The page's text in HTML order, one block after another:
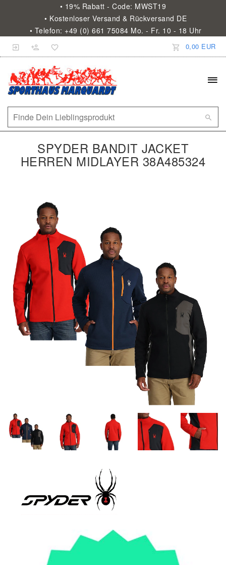
• 19% Rabatt - Code: MWST19
• Kostenloser Versand & Rückversand DE
• Telefon: +49 (0) 661 75084 Mo. - Fr. 10 - 18 Uhr
0,00 EUR
SPYDER BANDIT JACKET
HERREN MIDLAYER 38A485324